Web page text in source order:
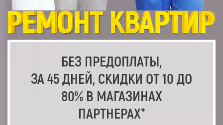
БЕЗ ПРЕДОПЛАТЫ,
ЗА 45 ДНЕЙ, СКИДКИ ОТ 10 ДО
80% В МАГАЗИНАХ
ПАРТНЕРАХ*